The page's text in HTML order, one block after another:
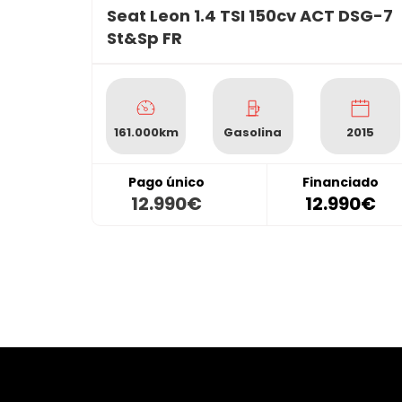
Seat Leon 1.4 TSI 150cv ACT DSG-7
St&Sp FR
161.000km Gasolina 2015
Pago único
12.990€
Financiado
12.990€